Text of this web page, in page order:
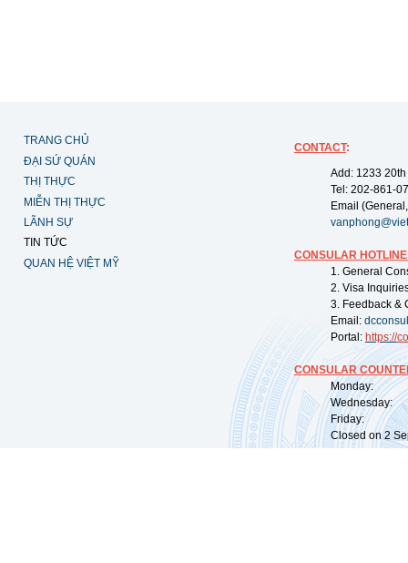
TRANG CHỦ
ĐẠI SỨ QUÁN
THỊ THỰC
MIỄN THỊ THỰC
LÃNH SỰ
TIN TỨC
QUAN HỆ VIỆT MỸ
CONTACT:
Add: 1233
Tel: 202-861-
Email
CONSULAR
1. General
2. Visa
3. Feedback &
Email:
Portal: https://
CONSULAR
Monday:
Wednesday:
Friday:
Closed on 2